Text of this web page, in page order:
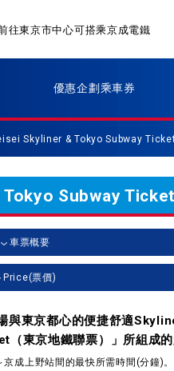
往東京市中心可搭乘京成電鐵
優惠企劃乘車券
Skyliner & Tokyo Subway
Subway Ticket
車票概要
Price(票價)
與東京都心的便捷舒適
東京地鐵聯票）」所組成的
成上野站間的最快所需時間(分鐘)。